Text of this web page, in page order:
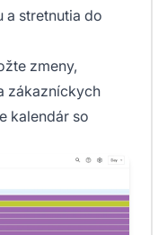
a stretnutia do
zmeny,
zákazníckych
kalendár so